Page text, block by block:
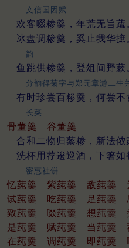
文信国因赋
欢客啜糁羹，年荒无旨蔬
冰盘调糁羹，奚止我华摭
韵
鱼跳供糁羹，登俎间野蔌
分韵得菊字与郑元章游二生
有时珍尝百糁羹，何尝不
长菜
骨董羹
谷董羹
合和二物归藜糁，新法侬
洗杯用荐逡巡酒，下箸如
密惠社饼
忆莼羹 紫莼羹 敌莼羹
试莼羹
吃莼羹 足莼羹
致莼羹
啜莼羹 想莼羹
是莼羹
赋莼羹 当莼羹
在莼羹
调莼羹 即莼羹